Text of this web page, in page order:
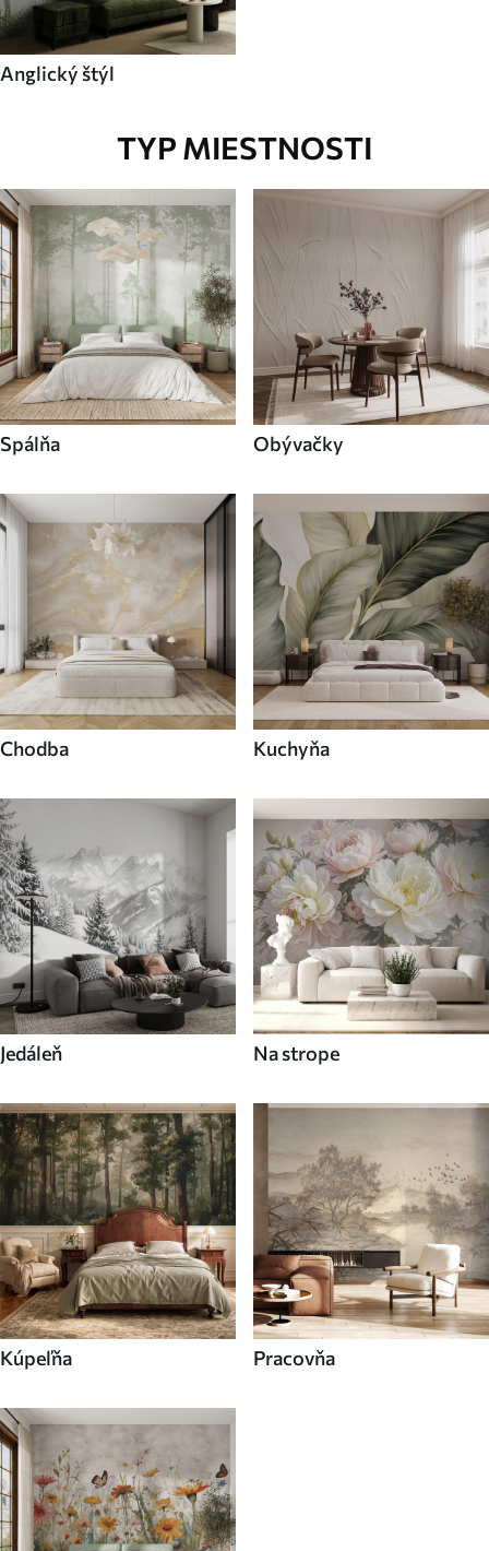
Anglický štýl
TYP MIESTNOSTI
Spálňa Obývačky
Chodba Kuchyňa
Jedáleň Na strope
Kúpeľňa Pracovňa